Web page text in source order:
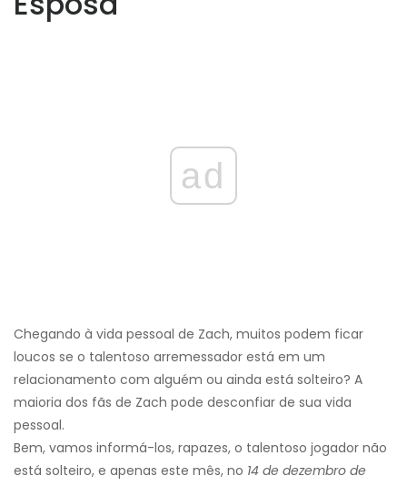
ad
Chegando à vida pessoal de Zach, muitos podem ficar
loucos se o talentoso arremessador está em um
relacionamento com alguém ou ainda está solteiro? A
maioria dos fãs de Zach pode desconfiar de sua vida
pessoal.
Bem, vamos informá-los, rapazes, o talentoso jogador não
está solteiro, e apenas este mês, no 14 de dezembro de